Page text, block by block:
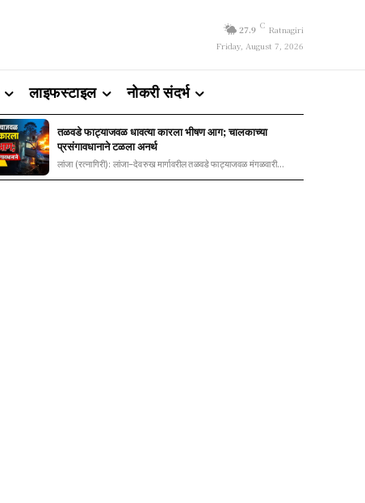
27.9 C Ratnagiri
Friday, August 7, 2026
लाइफस्टाइल नोकरी संदर्भ
तळवडे फाट्याजवळ धावत्या कारला भीषण आग; चालकाच्या
प्रसंगावधानाने टळला अनर्थ
लांजा (रत्नागिरी): लांजा–देवरुख मार्गावरील तळवडे फाट्याजवळ मंगळवारी...